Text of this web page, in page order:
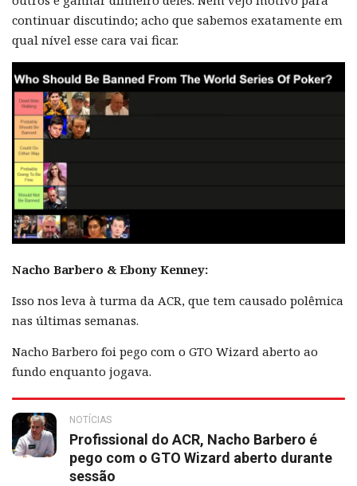
continuar discutindo; acho que sabemos exatamente em
qual nível esse cara vai ficar.
Nacho Barbero & Ebony Kenney:
Isso nos leva à turma da ACR, que tem causado polêmica
nas últimas semanas.
Nacho Barbero foi pego com o GTO Wizard aberto ao
fundo enquanto jogava.
NOTÍCIAS
Profissional do ACR, Nacho Barbero é
pego com o GTO Wizard aberto durante
sessão